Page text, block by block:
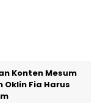
Konten Mesum
Oklin Fia Harus